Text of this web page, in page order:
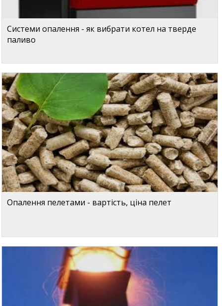
Системи опалення - як вибрати котел на тверде
паливо
Опалення пелетами - вартість, ціна пелет